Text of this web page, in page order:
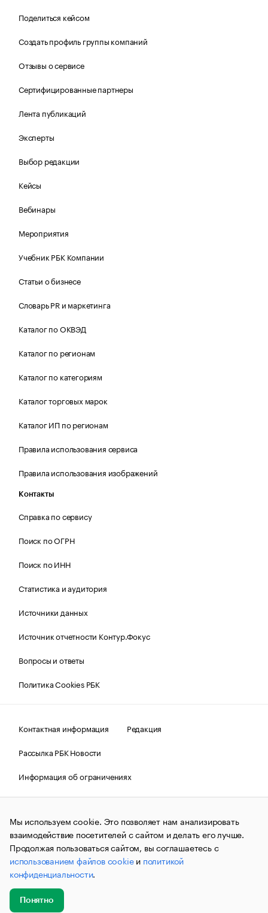
Поделиться кейсом
Создать профиль группы компаний
Отзывы о сервисе
Сертифицированные партнеры
Лента публикаций
Эксперты
Выбор редакции
Кейсы
Вебинары
Мероприятия
Учебник РБК Компании
Статьи о бизнесе
Словарь PR и маркетинга
Каталог по ОКВЭД
Каталог по регионам
Каталог по категориям
Каталог торговых марок
Каталог ИП по регионам
Правила использования сервиса
Правила использования изображений
Контакты
Справка по сервису
Поиск по ОГРН
Поиск по ИНН
Статистика и аудитория
Источники данных
Источник отчетности Контур.Фокус
Вопросы и ответы
Политика Cookies РБК
Контактная информация
Редакция
Рассылка РБК Новости
Информация об ограничениях
Правовая информация
О соблюдении авторских прав
© АО «РОСБИЗНЕСКОНСАЛТИНГ»,1995–2026.Сообщения
и материалы информационного агентства «РБК»
(зарегистрировано Федеральной службой по надзору в сфере
связи, информационных технологий и массовых
коммуникаций (Роскомнадзор) 09.12.2015 за номером ИА
№ФС77-63848) сопровождаются пометкой «РБК». Отдельные
публикации могут содержать информацию,
не предназначенную для пользователей
до 18 лет.
Мы используем cookie. Это позволяет нам анализировать
взаимодействие посетителей с сайтом и делать его лучше.
Продолжая пользоваться сайтом, вы соглашаетесь с
использованием файлов cookieи политикой
конфиденциальности.
Понятно